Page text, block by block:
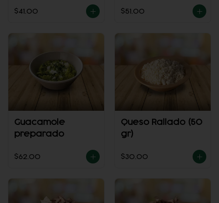
$41.00 $51.00
Guacamole
preparado
$62.00
Queso Rallado (50
gr)
$30.00